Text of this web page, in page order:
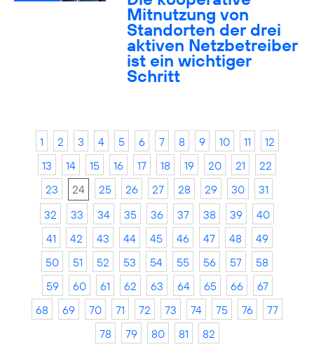
Mitnutzung von
Standorten der drei
aktiven Netzbetreiber
ist ein wichtiger
Schritt
1 2 3 4 5 6 7 8 9 10 11
12
13
14 15 16 17 18 19 20 21
22
23
24 25 26 27 28 29 30
31
32
33 34 35 36 37 38 39
40
41
42 43 44 45 46 47 48
49
50
51 52 53 54 55 56 57
58
59
60 61 62 63 64 65 66
67
68
69 70 71 72 73 74 75 76
77
78
79 80 81 82